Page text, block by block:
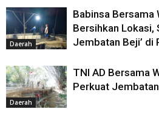
Daerah
Babinsa Bersama
Bersihkan Lokasi,
Jembatan Beji’ di
Daerah
TNI AD Bersama
Perkuat